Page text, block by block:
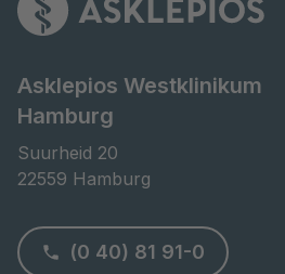
Asklepios Westklinikum
Hamburg
Suurheid 20
22559 Hamburg
(0 40) 81 91-0